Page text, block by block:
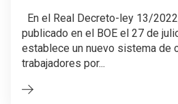
En el Real Decreto-ley 13/
publicado en el BOE el 27 de
establece un nuevo sistema de
trabajadores por...